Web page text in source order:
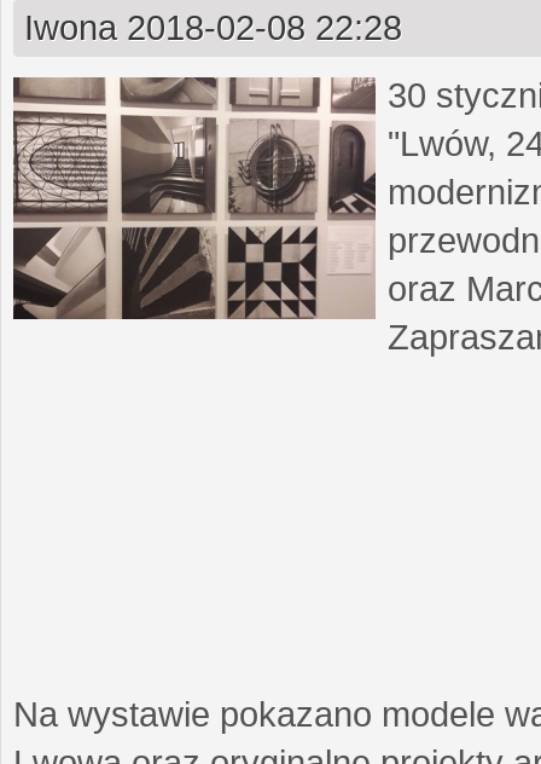
Iwona 2018-02-08 22:28
30
"Lwów,
oraz
Na wystawie pokazano modele